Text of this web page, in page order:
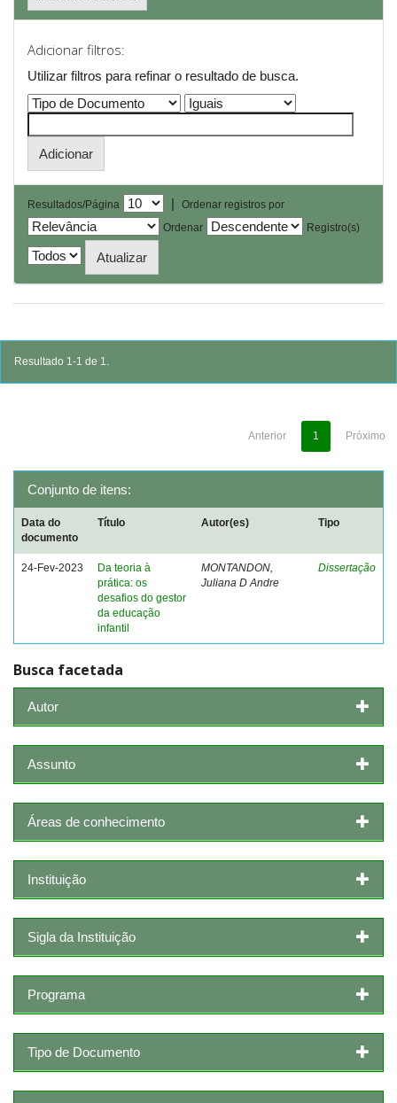
Adicionar filtros:
Utilizar filtros para refinar o resultado de busca.
Resultados/Página |
Ordenar registros por
Ordenar
Registro(s)
Resultado 1-1 de 1.
Anterior 1 Próximo
Conjunto de itens:
Data do
documento
Título Autor(es) Tipo
24-Fev-2023
Da teoria à
prática: os
desafios do gestor
da educação
infantil
MONTANDON,
Juliana D Andre
Dissertação
Busca facetada
Autor
Assunto
Áreas de conhecimento
Instituição
Sigla da Instituição
Programa
Tipo de Documento